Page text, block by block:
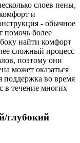
слоев пены,
и
- обычное
помочь более
найти комфорт
сложный процесс
поэтому они
может оказаться
поддержка во время
в течение многих
глубокий